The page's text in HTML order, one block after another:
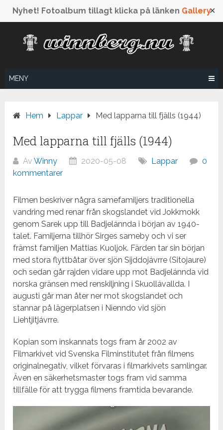
Nyhet! Fotoalbum tillagt klicka på länken Gallery✕
innehåll
MENY
Hem Lappar Med lapparna till fjälls (1944)
Med lapparna till fjälls (1944)
AvWinny 2020-05-08 Lappar
0
kommentarer
Filmen beskriver några samefamiljers traditionella
vandring med renar från skogslandet vid Jokkmokk
genom Sarek upp till Badjelánnda i början av 1940-
talet. Familjerna tillhör Sirges sameby och vi ser
främst familjen Mattias Kuoljok. Färden tar sin början
med stora flyttbåtar över sjön Sijddojávrre (Sitojaure)
och sedan går rajden vidare upp mot Badjelánnda vid
norska gränsen med renskiljning i Skuollávallda. I
augusti går man åter ner mot skogslandet och
stannar på lägerplatsen i Nienndo vid sjön
Liehtjitjávrre.
Kopian som inskannats togs fram år 2002 av
Filmarkivet vid Svenska Filminstitutet från filmens
originalnegativ, vilket förvaras i filmarkivets samlingar.
Även en säkerhetsmaster togs fram vid samma
tillfälle för att trygga filmens framtida bevarande.